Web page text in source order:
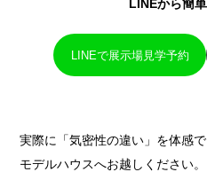
LINEから簡
LINEで展示場見学予約
実際に「気密性の違い」を体感
モデルハウスへお越しください。